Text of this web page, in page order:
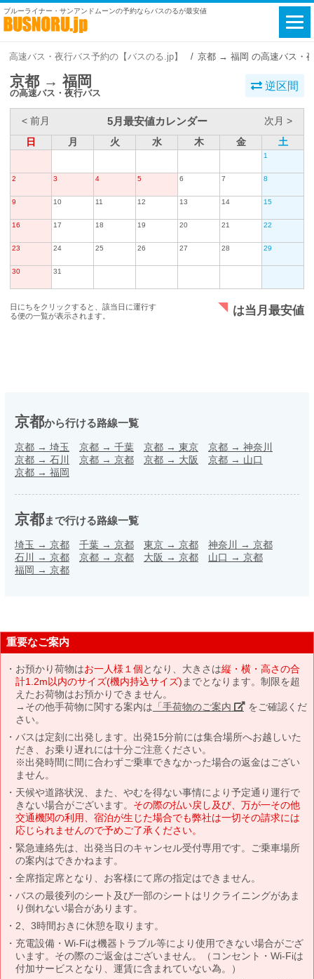
ブルーライナー・サンアンドムーンの予約ならバスのるが最安値
高速バス・夜行バス予約の【バスのる.jp】 京都 → 福岡 の高速バス・
京都 → 福岡
の高速バス・夜行バス
逆区間
< 前月 5月最安値カレンダー
次月 >
日
月 火 水 木 金 土
1
2 3 4 5 6 7 8
9 10 11 12 13 14 15
16 17 18 19 20 21 22
23 24 25 26 27 28 29
30 31
日にちをクリックすると、該当日に運行す
る便の一覧が表示されます。
は当月最安値
京都から行ける路線一覧
京都 → 埼玉 京都 → 千葉 京都 → 東京 京都 → 神奈川
京都 → 石川 京都 → 京都 京都 → 大阪 京都 → 山口
京都 → 福岡
京都まで行ける路線一覧
埼玉 → 京都 千葉 → 京都 東京 → 京都 神奈川 → 京都
石川 → 京都 京都 → 京都 大阪 → 京都 山口 → 京都
福岡 → 京都
重要なご案内
お預かり荷物はお一人様１個となり、大きさは縦・横・高さの合
計1.2m以内のサイズ(機内持込サイズ) までとなります。制限を超
えたお荷物はお預かりできません。
→その他手荷物に関する案内は 「手荷物のご案内」 をご確認くだ
さい。
バスは定刻に出発します。出発15分前には集合場所へお越しいた
だき、お乗り遅れには十分ご注意ください。
※出発時間に間に合わずご乗車できなかった場合の返金はござい
ません。
天候や道路状況、また、やむを得ない事情により予定通り運行で
きない場合がございます。 その際の払い戻し及び、万が一その他
交通機関の利用、宿泊が生じた場合でも弊社は一切その請求には
応じられませんので予めご了承ください。
緊急連絡先は、出発当日のキャンセル受付専用です。ご乗車場所
の案内はできかねます。
全席指定席となり、お客様にて席の指定はできません。
バスの最後列のシート及び一部のシートはリクライニングがあま
り倒れない場合があります。
2、3時間おきに休憩を取ります。
充電設備・Wi-Fiは機器トラブル等により使用できない場合がござ
います。その際のご返金はございません。（コンセント・Wi-Fiは
付加サービスとなり、運賃に含まれていない為。）